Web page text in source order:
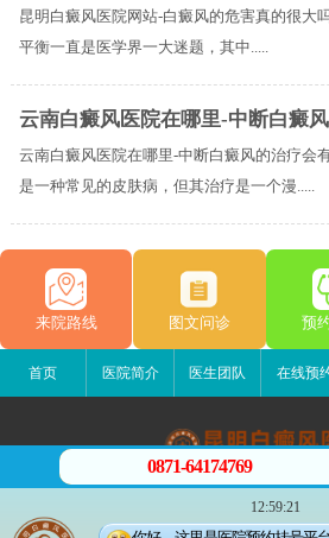
昆明白癜风医院网站-白癜风的危害真的很大
平衡一直是医学界一大迷题，其中.....
云南白癜风医院在哪里-中断白癜
云南白癜风医院在哪里-中断白癜风的治疗会
是一种常见的皮肤病，但其治疗是一个漫.....
来院路线 图文问诊 预
首页 医院简介 医生团队 在线预
昆明白癜风医
昆明市五华区护国路2
0871-64174769
12:59:21